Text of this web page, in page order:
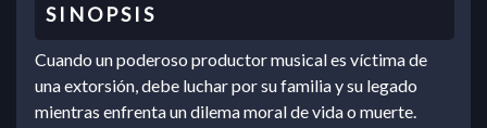
Cuando un poderoso productor musical es víctima de
una extorsión, debe luchar por su familia y su legado
mientras enfrenta un dilema moral de vida o muerte.